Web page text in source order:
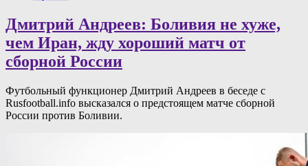
Дмитрий Андреев: Боливия не хуже,
чем Иран, жду хороший матч от
сборной России
Футбольный функционер Дмитрий Андреев в беседе с
Rusfootball.info высказался о предстоящем матче сборной
России против Боливии.